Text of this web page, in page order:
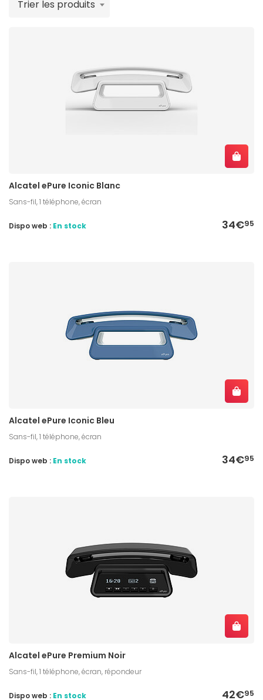
Trier les produits
Alcatel ePure Iconic Blanc
Sans-fil, 1 téléphone, écran
34€95
Dispo web : En stock
Alcatel ePure Iconic Bleu
Sans-fil, 1 téléphone, écran
34€95
Dispo web : En stock
Alcatel ePure Premium Noir
Sans-fil, 1 téléphone, écran, répondeur
42€95
Dispo web : En stock